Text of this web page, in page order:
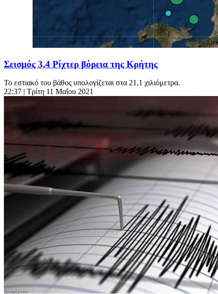
Σεισμός 3,4 Ρίχτερ βόρεια της Κρήτης
Το εστιακό του βάθος υπολογίζεται στα 21,1 χιλιόμετρα.
22:37 | Τρίτη 11 Μαΐου 2021